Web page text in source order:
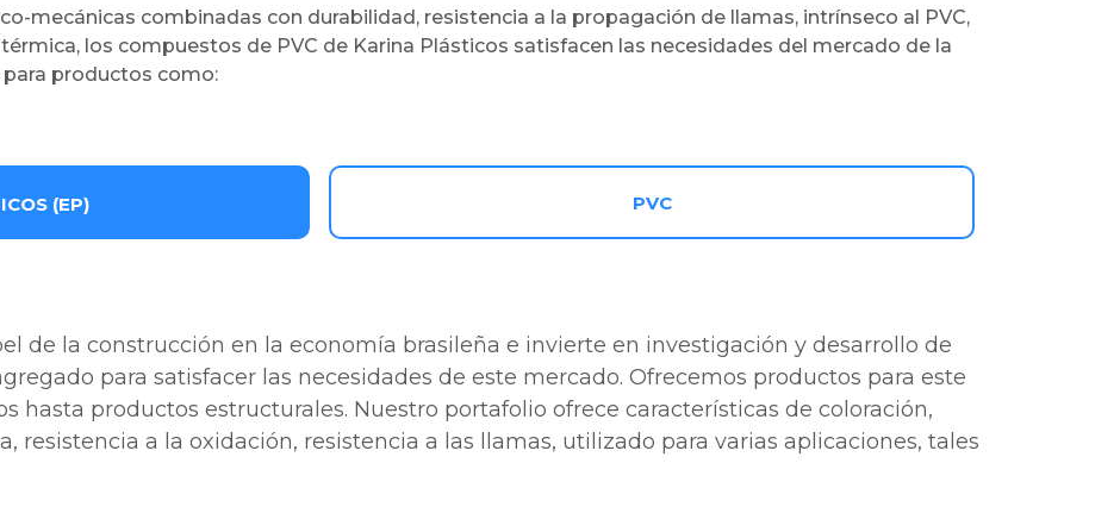
mecánicas combinadas con durabilidad, resistencia a la propagación de llamas, intrínseco al PVC,
los compuestos de PVC de Karina Plásticos satisfacen las necesidades del mercado de la
productos como:
(EP) PVC
de la construcción en la economía brasileña e invierte en investigación y desarrollo de
para satisfacer las necesidades de este mercado. Ofrecemos productos para este
hasta productos estructurales. Nuestro portafolio ofrece características de coloración,
resistencia a la oxidación, resistencia a las llamas, utilizado para varias aplicaciones, tales